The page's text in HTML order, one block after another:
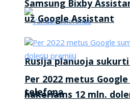
Rusija planuoja
telefoną
Samsung Bixby
už Google Assistant
Per 2022 metus
hakeriams 12 mln.